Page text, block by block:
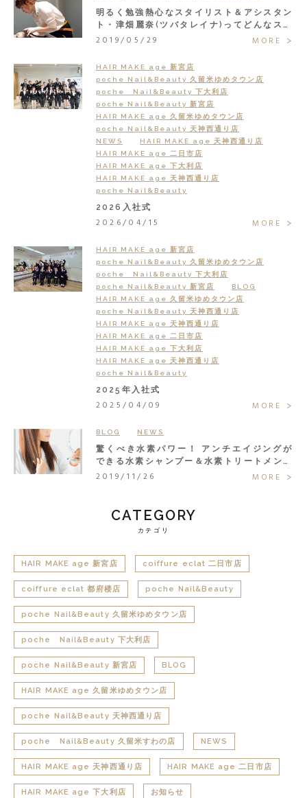
明るく勉強熱心なスタイリスト＆アシスタン
ト・津畑麗奈(ツバタレイナ)ってどんなスタ
ッフ？
2019/05/29 MORE
HAIR MAKE age 新宮店
poche Nail&Beauty 久留米ゆめタウン店
poche Nail&Beauty 下大利店
poche Nail&Beauty 新宮店
HAIR MAKE age 久留米ゆめタウン店
poche Nail&Beauty 天神西通り店
NEWS
HAIR MAKE age 天神西通り店
HAIR MAKE age 二日市店
HAIR MAKE age 下大利店
HAIR MAKE age 天神西通り店
poche Nail&Beauty
2026入社式
2026/04/15 MORE
HAIR MAKE age 新宮店
poche Nail&Beauty 久留米ゆめタウン店
poche Nail&Beauty 下大利店
poche Nail&Beauty 新宮店
BLOG
HAIR MAKE age 久留米ゆめタウン店
poche Nail&Beauty 天神西通り店
HAIR MAKE age 天神西通り店
HAIR MAKE age 二日市店
HAIR MAKE age 下大利店
HAIR MAKE age 天神西通り店
poche Nail&Beauty
2025年入社式
2025/04/09 MORE
BLOG NEWS
驚くべき水素パワー！ アンチエイジングが
できる水素シャンプー＆水素トリートメント
で大人の髪悩みまるごと解決◎
2019/11/26 MORE
CATEGORY
カテゴリ
HAIR MAKE age 新宮店 coiffure eclat 二日市店
coiffure eclat 都府楼店 poche Nail&Beauty
poche Nail&Beauty 久留米ゆめタウン店
poche Nail&Beauty 下大利店
poche Nail&Beauty 新宮店 BLOG
HAIR MAKE age 久留米ゆめタウン店
poche Nail&Beauty 天神西通り店
poche Nail&Beauty 久留米すわの店 NEWS
HAIR MAKE age 天神西通り店 HAIR MAKE age 二日市店
HAIR MAKE age 下大利店 お知らせ